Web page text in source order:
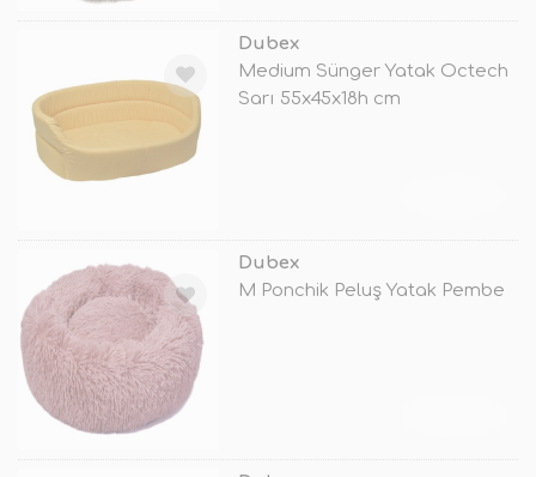
Dubex
Medium Sünger Yatak Octech
Sarı 55x45x18h cm
Dubex
M Ponchik Peluş Yatak Pembe